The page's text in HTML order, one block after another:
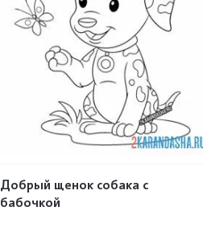
Добрый щенок собака с
бабочкой